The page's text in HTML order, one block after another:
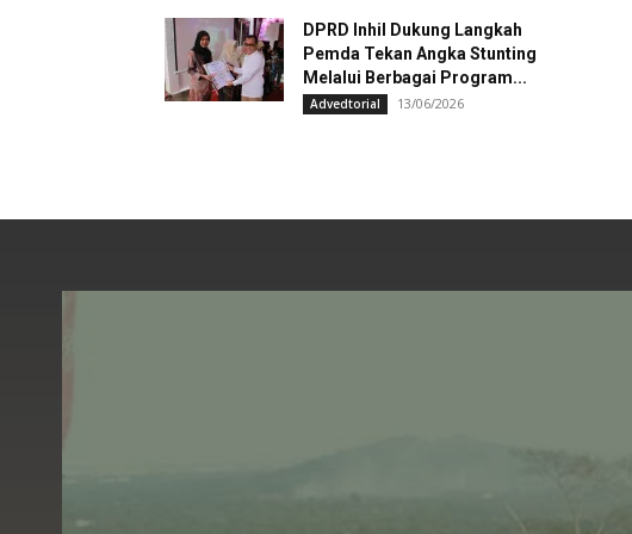
DPRD Inhil Dukung Langkah
Pemda Tekan Angka Stunting
Melalui Berbagai Program...
Advedtorial 13/06/2026